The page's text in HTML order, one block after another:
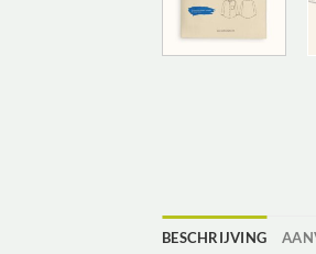
BESCHRIJVING